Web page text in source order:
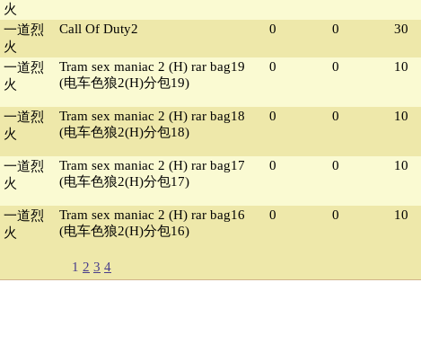
火
一道烈
火
Call Of Duty2 0 0 30
一道烈
火
Tram sex maniac 2 (H) rar bag19
(电车色狼2(H)分包19)
0 0 10
一道烈
火
Tram sex maniac 2 (H) rar bag18
(电车色狼2(H)分包18)
0 0 10
一道烈
火
Tram sex maniac 2 (H) rar bag17
(电车色狼2(H)分包17)
0 0 10
一道烈
火
Tram sex maniac 2 (H) rar bag16
(电车色狼2(H)分包16)
0 0 10
1 2 3 4